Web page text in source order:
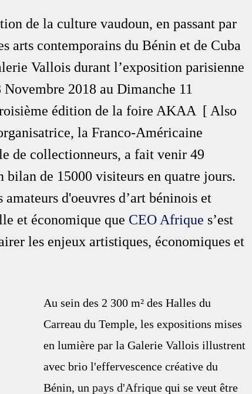
de la culture vaudoun, en passant par
arts contemporains du Bénin et de Cuba
Vallois durant l’exposition parisienne
2018 au Dimanche 11
édition de la foire AKAA  [ Also
la Franco-Américaine
de collectionneurs, a fait venir 49
bilan de 15000 visiteurs en quatre jours.
d'oeuvres d’art béninois et
et économique que CEO Afrique s’est
les enjeux artistiques, économiques et
Au sein des 2 300 m² des Halles du
Carreau du Temple, les expositions mises
en lumière par la Galerie Vallois illustrent
avec brio l'effervescence créative du
Bénin, un pays d'Afrique qui se veut être